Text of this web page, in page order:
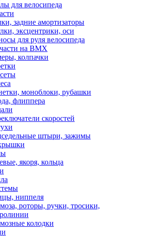
для велосипеда
задние амортизаторы
эксцентрики, оси
для руля велосипеда
на BMX
колпачки
моноблоки, рубашки
флиппера
скоростей
штыри, зажимы
якоря, кольца
ниппеля
роторы, ручки, тросики,
колодки